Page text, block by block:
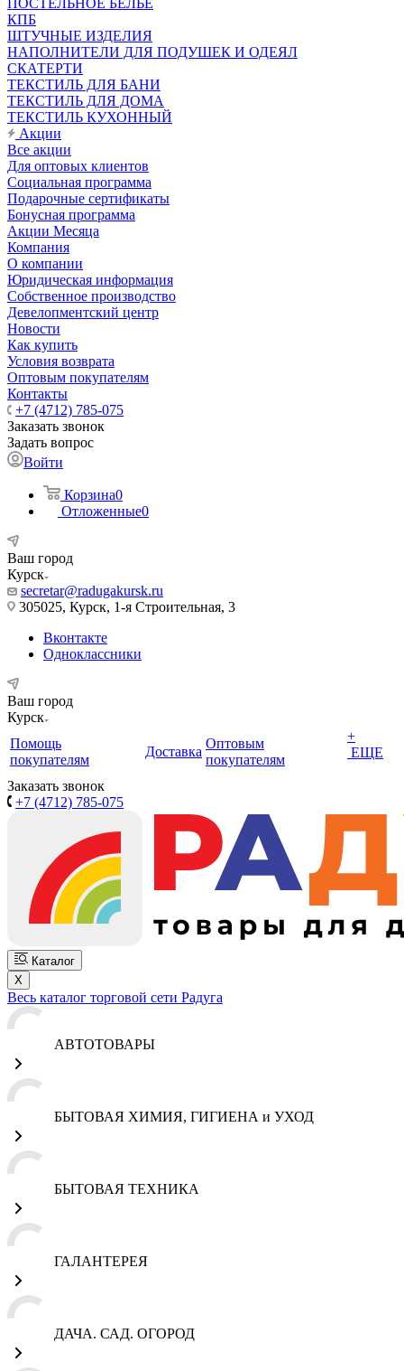
ПОСТЕЛЬНОЕ БЕЛЬЁ
КПБ
ШТУЧНЫЕ ИЗДЕЛИЯ
НАПОЛНИТЕЛИ ДЛЯ ПОДУШЕК И ОДЕЯЛ
СКАТЕРТИ
ТЕКСТИЛЬ ДЛЯ БАНИ
ТЕКСТИЛЬ ДЛЯ ДОМА
ТЕКСТИЛЬ КУХОННЫЙ
Акции
Все акции
Для оптовых клиентов
Социальная программа
Подарочные сертификаты
Бонусная программа
Акции Месяца
Компания
О компании
Юридическая информация
Собственное производство
Девелопментский центр
Новости
Как купить
Условия возврата
Оптовым покупателям
Контакты
+7 (4712) 785-075
Заказать звонок
Задать вопрос
Войти
Корзина0
Отложенные0
Ваш город
Курск
secretar@radugakursk.ru
305025, Курск, 1-я Строительная, 3
Вконтакте
Одноклассники
Ваш город
Курск
Помощь
покупателям
Доставка
Оптовым
покупателям
+
ЕЩЕ
Заказать звонок
+7 (4712) 785-075
Каталог
X
Весь каталог торговой сети Радуга
АВТОТОВАРЫ
БЫТОВАЯ ХИМИЯ, ГИГИЕНА и УХОД
БЫТОВАЯ ТЕХНИКА
ГАЛАНТЕРЕЯ
ДАЧА. САД. ОГОРОД